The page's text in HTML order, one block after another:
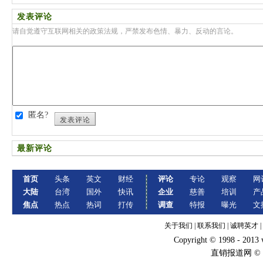
发表评论
请自觉遵守互联网相关的政策法规，严禁发布色情、暴力、反动的言论。
匿名?
发表评论
最新评论
首页
大陆
焦点
头条
台湾
热点
英文
国外
热词
财经
快讯
打传
评论
企业
调查
专论
慈善
特报
观察
培训
曝光
网
产
文
关于我们 联系我们 诚聘英才
Copyright © 1998 - 2013
直销报道网